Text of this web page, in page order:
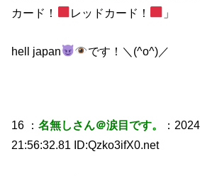
カード！
レッドカード！ 」
hell japan です！＼(^o^)／
16 ：名無しさん＠涙目です。
：
21:56:32.81 ID:Qzko3ifX0.net